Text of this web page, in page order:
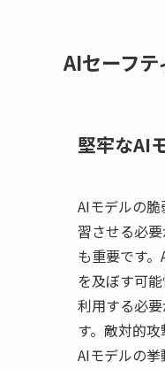
AIセーフ
堅牢なAI
AIモデルの
習させる必
も重要です
を及ぼす可
利用する必
す。敵対的
AIモデルの